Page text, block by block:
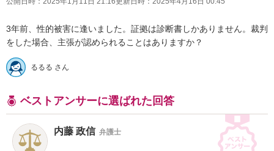
3年前、性的被害に逢いました。証拠は診断書しかありません。裁判
をした場合、主張が認められることはありますか？
るるる さん
ベストアンサーに選ばれた回答
内藤 政信 弁護士